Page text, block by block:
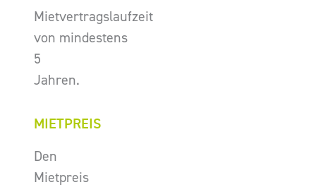
Mietvertragslaufzeit
von mindestens
5
Jahren.
MIETPREIS
Den
Mietpreis